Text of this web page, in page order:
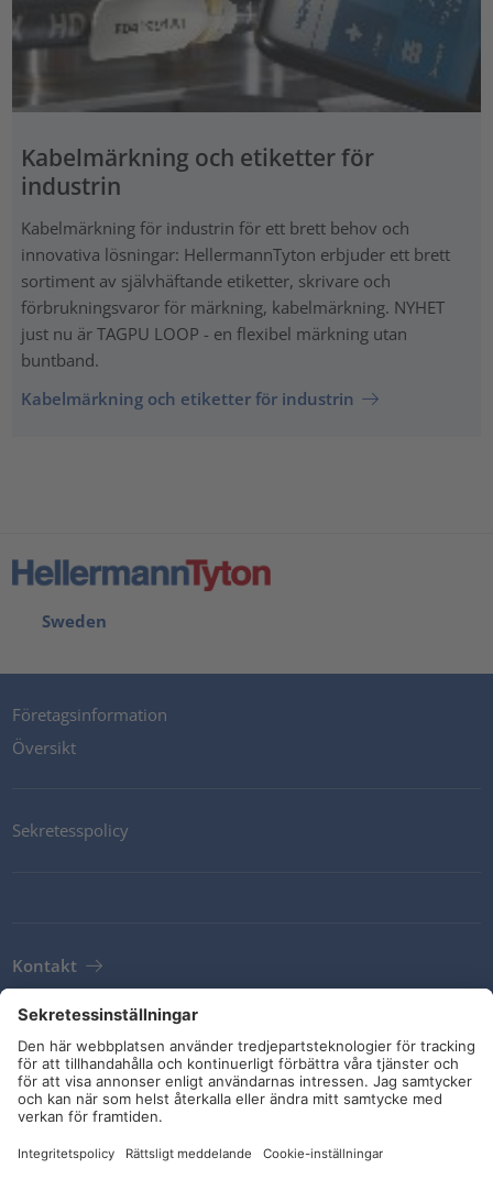
Kabelmärkning och etiketter för
industrin
Kabelmärkning för industrin för ett brett behov och
innovativa lösningar: HellermannTyton erbjuder ett brett
sortiment av självhäftande etiketter, skrivare och
förbrukningsvaror för märkning, kabelmärkning. NYHET
just nu är TAGPU LOOP - en flexibel märkning utan
buntband.
Kabelmärkning och etiketter för industrin
Sweden
Företagsinformation
Översikt
Sekretesspolicy
Kontakt
Leveransvillkor
Riktlinjer och åtaganden
Sociala medier